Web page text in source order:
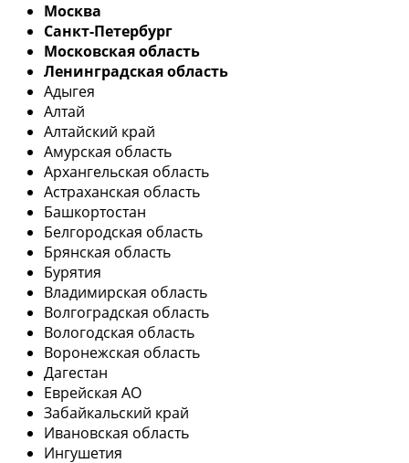
Москва
Санкт-Петербург
Московская область
Ленинградская область
Адыгея
Алтай
Алтайский край
Амурская область
Архангельская область
Астраханская область
Башкортостан
Белгородская область
Брянская область
Бурятия
Владимирская область
Волгоградская область
Вологодская область
Воронежская область
Дагестан
Еврейская АО
Забайкальский край
Ивановская область
Ингушетия